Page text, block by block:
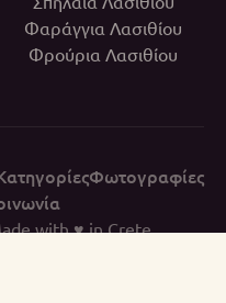
Φαράγγια Λασιθίου
Φρούρια Λασιθίου
Φωτογραφίες
with ♥ in Crete